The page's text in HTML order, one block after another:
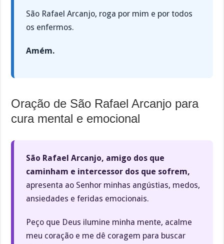
São Rafael Arcanjo, roga por mim e por todos
os enfermos.
Amém.
Oração de São Rafael Arcanjo para
cura mental e emocional
São Rafael Arcanjo, amigo dos que
caminham e intercessor dos que sofrem,
apresenta ao Senhor minhas angústias, medos,
ansiedades e feridas emocionais.
Peço que Deus ilumine minha mente, acalme
meu coração e me dê coragem para buscar